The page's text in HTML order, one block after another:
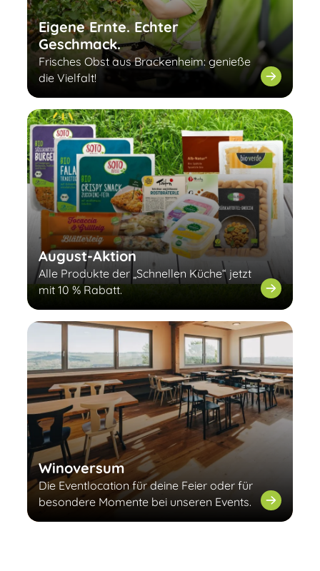
Eigene Ernte. Echter
Geschmack.
Frisches Obst aus Brackenheim: genieße
die Vielfalt!
August-Aktion
Alle Produkte der „Schnellen Küche“ jetzt
mit 10 % Rabatt.
Winoversum
Die Eventlocation für deine Feier oder für
besondere Momente bei unseren Events.